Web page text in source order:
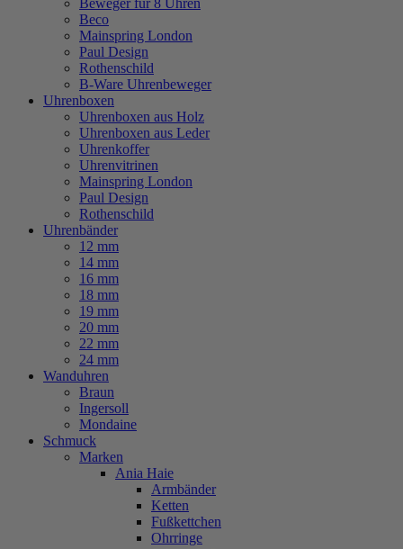
Beweger für 8 Uhren
Beco
Mainspring London
Paul Design
Rothenschild
B-Ware Uhrenbeweger
Uhrenboxen
Uhrenboxen aus Holz
Uhrenboxen aus Leder
Uhrenkoffer
Uhrenvitrinen
Mainspring London
Paul Design
Rothenschild
Uhrenbänder
12 mm
14 mm
16 mm
18 mm
19 mm
20 mm
22 mm
24 mm
Wanduhren
Braun
Ingersoll
Mondaine
Schmuck
Marken
Ania Haie
Armbänder
Ketten
Fußkettchen
Ohrringe